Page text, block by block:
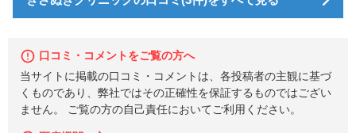
口コミ・コメントをご覧の方へ
当サイトに掲載の口コミ・コメントは、各投稿者の主観に基づ
くものであり、弊社ではその正確性を保証するものではござい
ません。 ご覧の方の自己責任においてご利用ください。